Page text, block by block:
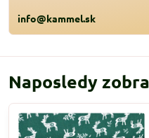
info@kammel.sk
Naposledy